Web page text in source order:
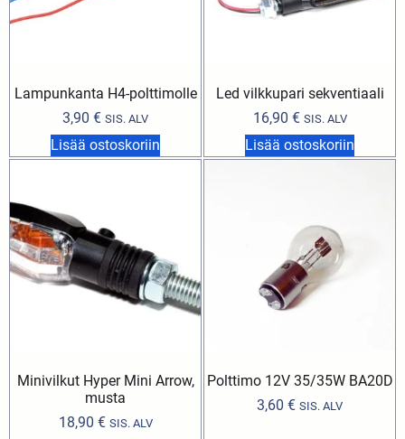
Lampunkanta H4-polttimolle
3,90 € SIS. ALV
Lisää ostoskoriin
Led vilkkupari sekventiaali
16,90 € SIS. ALV
Lisää ostoskoriin
Minivilkut Hyper Mini Arrow,
musta
18,90 € SIS. ALV
Polttimo 12V 35/35W BA20D
3,60 € SIS. ALV